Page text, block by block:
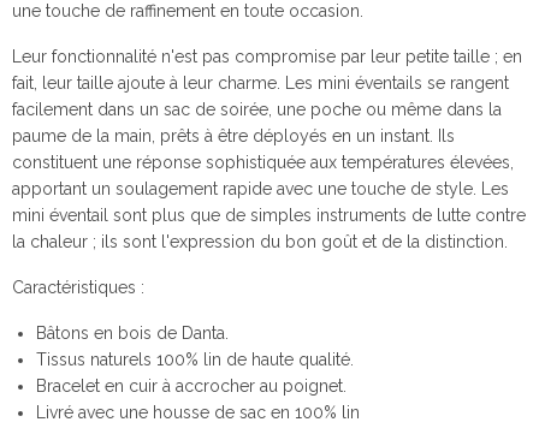
une touche de raffinement en toute occasion.
Leur fonctionnalité n'est pas compromise par leur petite taille ; en
fait, leur taille ajoute à leur charme. Les mini éventails se rangent
facilement dans un sac de soirée, une poche ou même dans la
paume de la main, prêts à être déployés en un instant. Ils
constituent une réponse sophistiquée aux températures élevées,
apportant un soulagement rapide avec une touche de style. Les
mini éventail sont plus que de simples instruments de lutte contre
la chaleur ; ils sont l'expression du bon goût et de la distinction.
Caractéristiques :
Bâtons en bois de Danta.
Tissus naturels 100% lin de haute qualité.
Bracelet en cuir à accrocher au poignet.
Livré avec une housse de sac en 100% lin